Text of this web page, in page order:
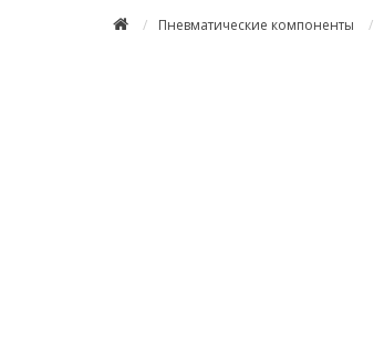
Пневматические компоненты